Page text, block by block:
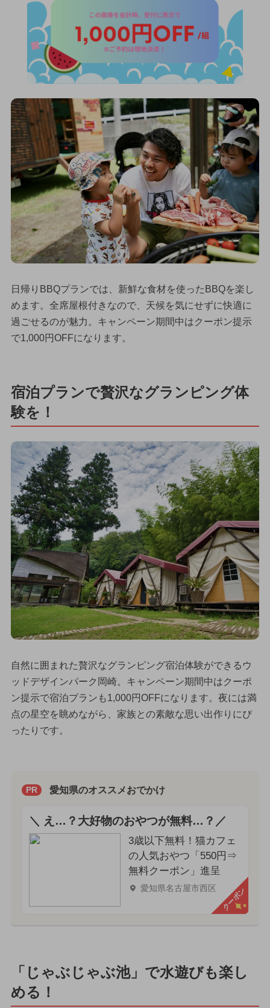
日帰りBBQプランでは、新鮮な食材を使ったBBQを楽し
めます。全席屋根付きなので、天候を気にせずに快適に
過ごせるのが魅力。キャンペーン期間中はクーポン提示
で1,000円OFFになります。
宿泊プランで贅沢なグランピング体
験を！
自然に囲まれた贅沢なグランピング宿泊体験ができるウ
ッドデザインパーク岡崎。キャンペーン期間中はクーポ
ン提示で宿泊プランも1,000円OFFになります。夜には満
点の星空を眺めながら、家族との素敵な思い出作りにぴ
ったりです。
PR 愛知県のオススメおでかけ
＼ え…？大好物のおやつが無料…？／
3歳以下無料！猫カフェ
の人気おやつ「550円⇒
無料クーポン」進呈
愛知県名古屋市西区 クーポン
「じゃぶじゃぶ池」で水遊びも楽し
める！